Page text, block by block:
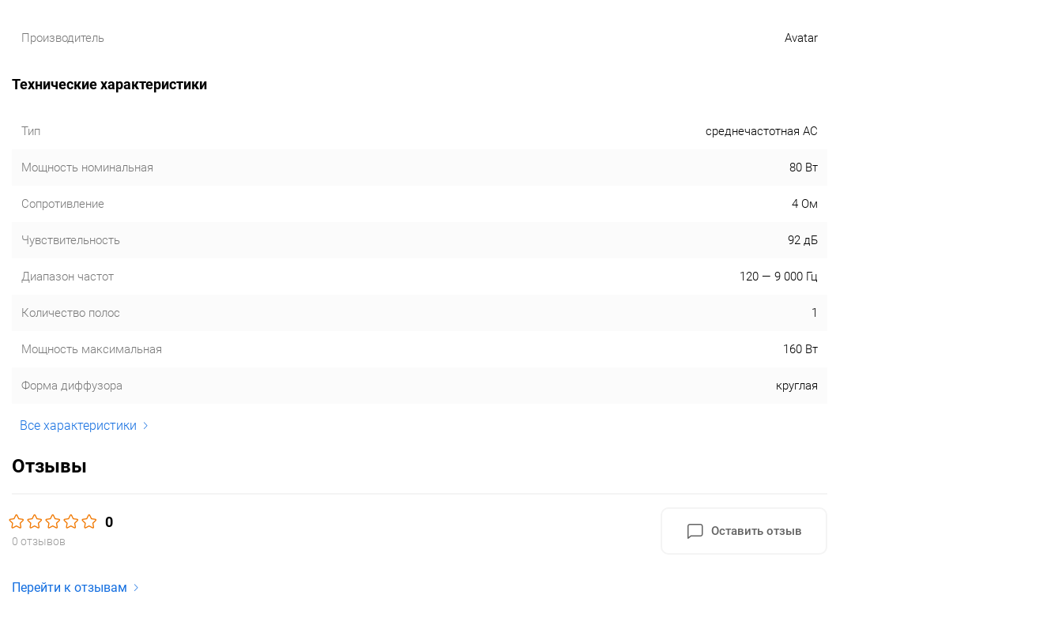
Производитель Avatar
Технические характеристики
Тип среднечастотная АС
Мощность номинальная 80 Вт
Сопротивление 4 Ом
Чувствительность 92 дБ
Диапазон частот 120 — 9 000 Гц
Количество полос 1
Мощность максимальная 160 Вт
Форма диффузора круглая
Все характеристики
Отзывы
0
0 отзывов
Оставить отзыв
Перейти к отзывам